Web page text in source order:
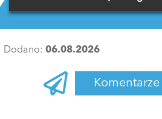
Dodano: 06.08.2026
Komentarze